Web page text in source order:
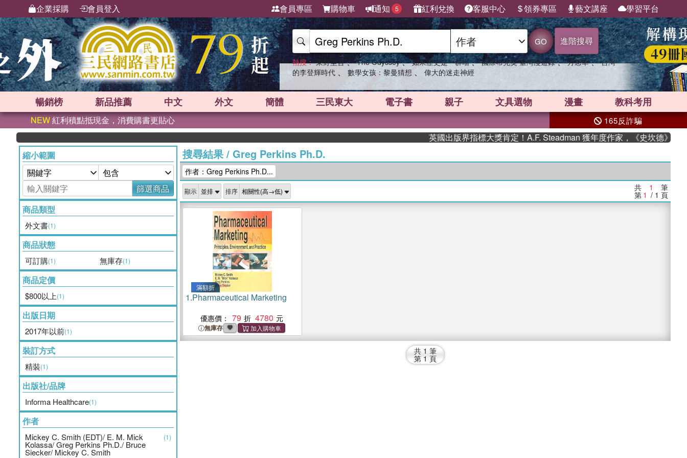
企業採購 會員登入 會員專區 購物車 通知 5 紅利兌換 客服中心 領券專區 藝文講座 學習平台
GO 進階搜尋
熱搜： 東野圭吾 、 The Odyssey 、 如果歷史是一群喵 、 國際布克獎 臺灣漫遊錄 、 方念華 、 台灣
的李登輝時代 、 數學女孩：黎曼猜想 、 偉大的迷走神經
暢銷榜 新品推薦 中文 外文 簡體 三民東大 電子書 親子 文具選物 漫畫 教科考用
NEW紅利積點抵現金，消費購書更貼心 165反詐騙
英國出版界指標大獎肯定！A.F. Steadman 獲年度作家，《史坎德》系列
縮小範圍
篩選商品
商品類型
外文書(1)
商品狀態
可訂購(1) 無庫存(1)
商品定價
$800以上(1)
出版日期
2017年以前(1)
裝訂方式
精裝(1)
出版社/品牌
Informa Healthcare(1)
作者
Mickey C. Smith (EDT)/ E. M. Mick
Kolassa/ Greg Perkins Ph.D./ Bruce
Siecker/ Mickey C. Smith
(1)
搜尋結果/ Greg Perkins Ph.D.
作者：Greg Perkins Ph.D...
顯示 排序 共 1 筆
第 1 / 1 頁
滿額折
1.Pharmaceutical Marketing
優惠價： 79 4780
無庫存
共 1 筆
第 1 頁